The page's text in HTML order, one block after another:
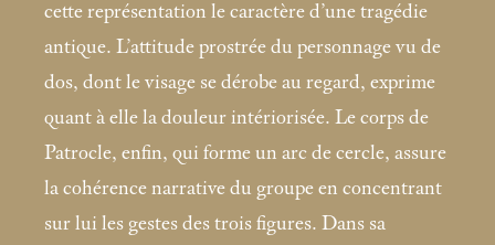
cette représentation le caractère d’une tragédie
antique. L’attitude prostrée du personnage vu de
dos, dont le visage se dérobe au regard, exprime
quant à elle la douleur intériorisée. Le corps de
Patrocle, enfin, qui forme un arc de cercle, assure
la cohérence narrative du groupe en concentrant
sur lui les gestes des trois figures. Dans sa